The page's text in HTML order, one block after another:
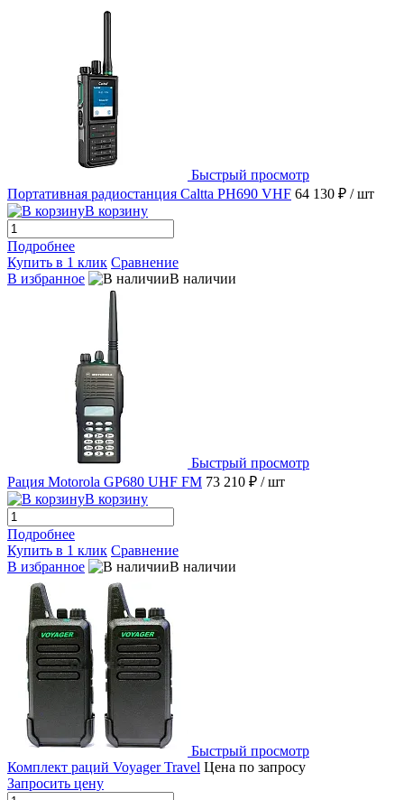
Быстрый просмотр
Портативная радиостанция Caltta PH690 VHF 64 130 ₽ / шт
В корзину
Подробнее
Купить в 1 клик Сравнение
В избранное
В наличии
Быстрый просмотр
Рация Motorola GP680 UHF FM 73 210 ₽ / шт
В корзину
Подробнее
Купить в 1 клик Сравнение
В избранное
В наличии
Быстрый просмотр
Комплект раций Voyager Travel Цена по запросу
Запросить цену